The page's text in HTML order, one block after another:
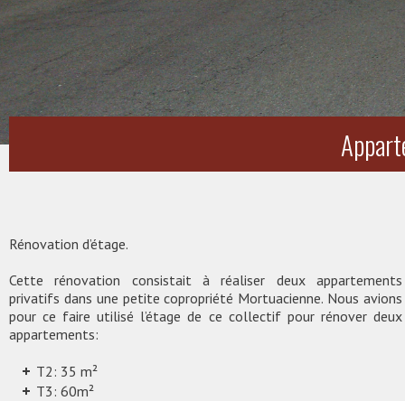
Rénovation d’étage.
Cette rénovation consistait à réaliser deux appartements
privatifs dans une petite copropriété Mortuacienne. Nous avions
pour ce faire utilisé l’étage de ce collectif pour rénover deux
appartements:
T2: 35 m²
T3: 60m²